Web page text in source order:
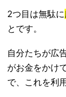
2つ目は無駄に
とです。
自分たちが広
がお金をかけ
で、これを利